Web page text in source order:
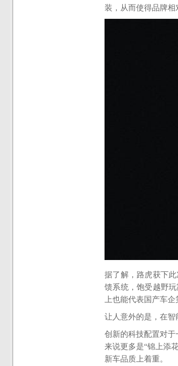
装，从而使得品牌相
据了解，路虎获下
馈系统，饱受越野
上也能代表国产车企
让人意外的是，在智
创新的科技配置对
来说更多是“锦上添
新车品质上着重。